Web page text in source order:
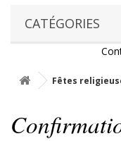
CATÉGORIES
Fêtes